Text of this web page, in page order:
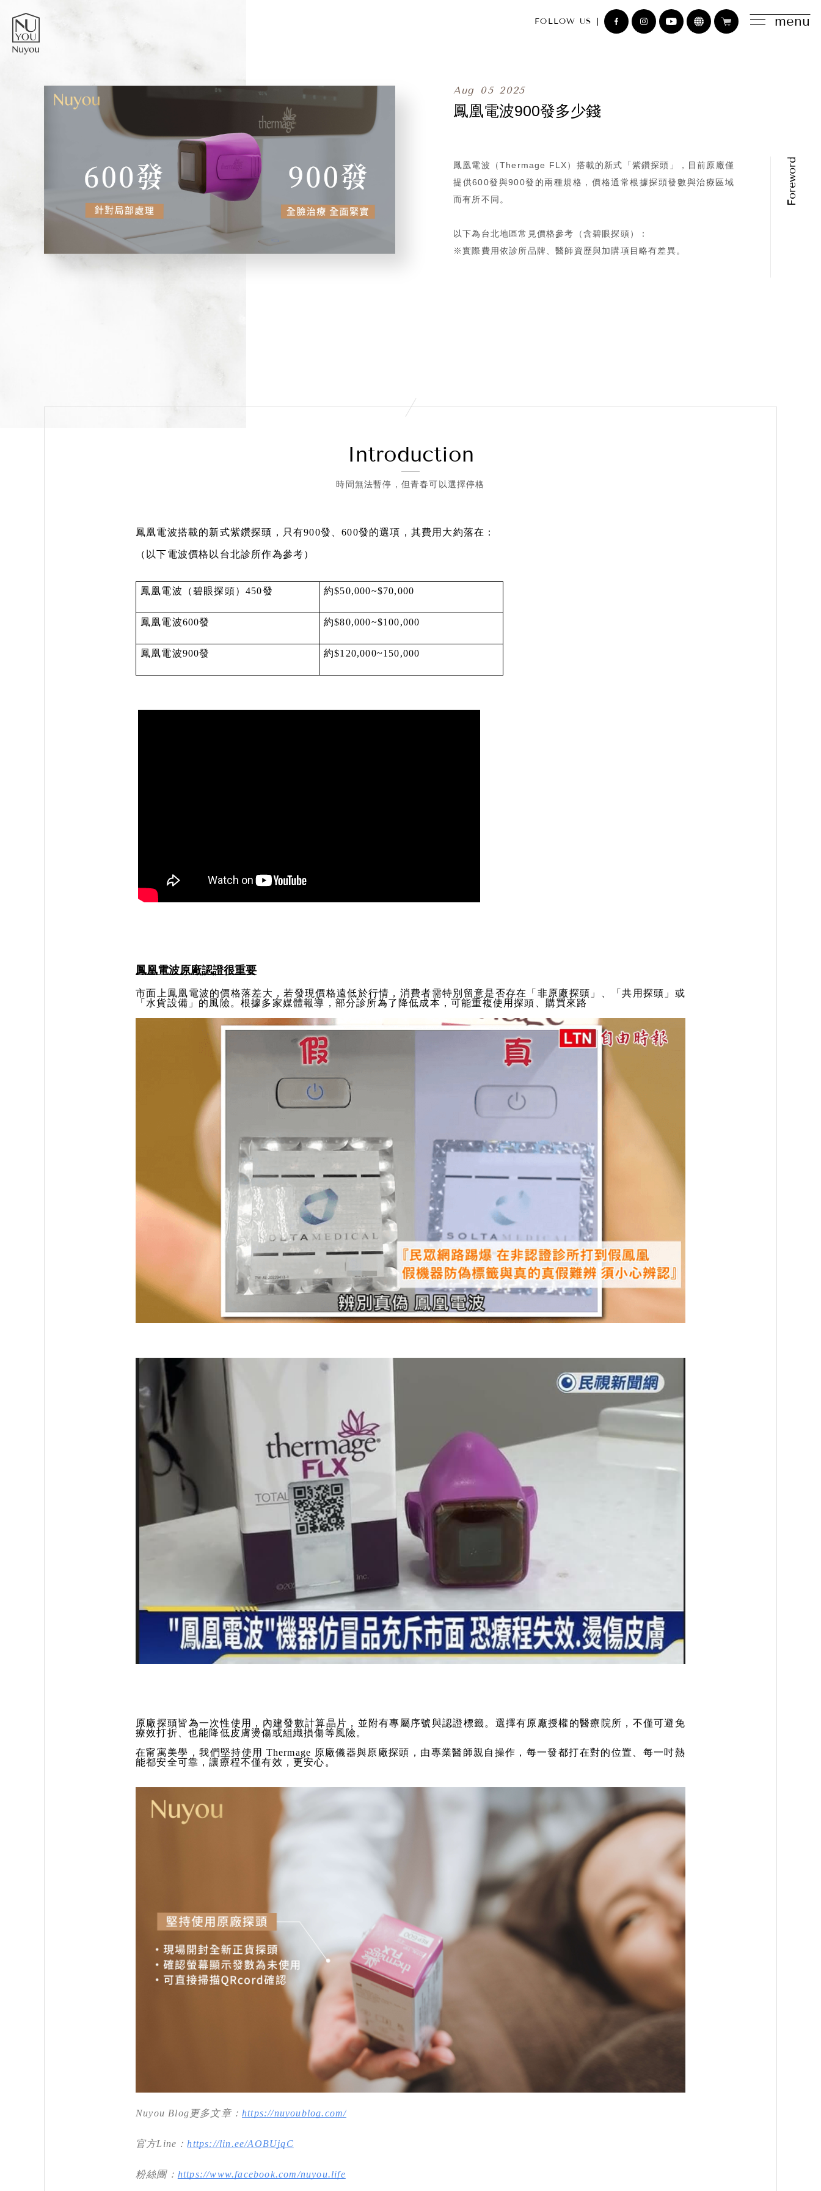
FOLLOW US menu
Aug 05 2025
鳳凰電波900發多少錢
鳳凰電波（Thermage FLX）搭載的新式「紫鑽探頭」，目前原廠僅
提供600發與900發的兩種規格，價格通常根據探頭發數與治療區域
而有所不同。
以下為台北地區常見價格參考（含碧眼探頭）：
※實際費用依診所品牌、醫師資歷與加購項目略有差異。
Introduction
時間無法暫停，但青春可以選擇停格
鳳凰電波搭載的新式紫鑽探頭，只有900發、600發的選項，其費用大約落在：
（以下電波價格以台北診所作為參考）
鳳凰電波（碧眼探頭）450發 約$50,000~$70,000
鳳凰電波600發 約$80,000~$100,000
鳳凰電波900發 約$120,000~150,000
鳳凰電波原廠認證很重要
市面上鳳凰電波的價格落差大，若發現價格遠低於行情，消費者需特別留意是否存在「非原廠探頭」、「共用探頭」或
「水貨設備」的風險。根據多家媒體報導，部分診所為了降低成本，可能重複使用探頭、購買來路
原廠探頭皆為一次性使用，內建發數計算晶片，並附有專屬序號與認證標籤。選擇有原廠授權的醫療院所，不僅可避免
療效打折、也能降低皮膚燙傷或組織損傷等風險。
在甯寓美學，我們堅持使用 Thermage 原廠儀器與原廠探頭，由專業醫師親自操作，每一發都打在對的位置、每一吋熱
能都安全可靠，讓療程不僅有效，更安心。
Nuyou Blog更多文章： https://nuyoublog.com/
官方Line：https://lin.ee/AOBUjqC
粉絲團： https://www.facebook.com/nuyou.life